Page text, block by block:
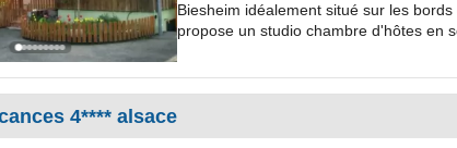
Biesheim idéalement situé sur les
propose un studio chambre d'hôtes en
4**** alsace